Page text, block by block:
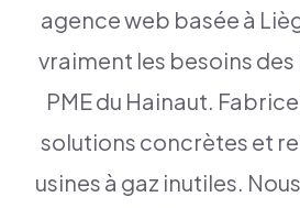
agence web basée à
vraiment les besoins
PME du Hainaut.
solutions concrètes et
usines à gaz inutiles.